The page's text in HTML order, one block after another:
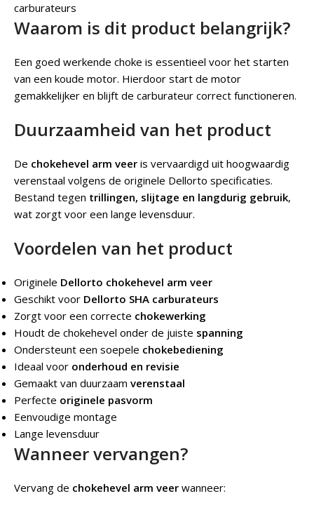
carburateurs
Waarom is dit product belangrijk?
Een goed werkende choke is essentieel voor het starten
van een koude motor. Hierdoor start de motor
gemakkelijker en blijft de carburateur correct functioneren.
Duurzaamheid van het product
De chokehevel arm veer is vervaardigd uit hoogwaardig
verenstaal volgens de originele Dellorto specificaties.
Bestand tegen trillingen, slijtage en langdurig gebruik,
wat zorgt voor een lange levensduur.
Voordelen van het product
Originele Dellorto chokehevel arm veer
Geschikt voor Dellorto SHA carburateurs
Zorgt voor een correcte chokewerking
Houdt de chokehevel onder de juiste spanning
Ondersteunt een soepele chokebediening
Ideaal voor onderhoud en revisie
Gemaakt van duurzaam verenstaal
Perfecte originele pasvorm
Eenvoudige montage
Lange levensduur
Wanneer vervangen?
Vervang de chokehevel arm veer wanneer: